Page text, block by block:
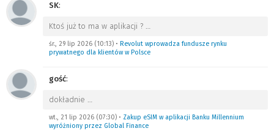
SK:
Ktoś już to ma w aplikacji ? …
śr., 29 lip 2026 (10:13) • Revolut wprowadza fundusze rynku
prywatnego dla klientów w Polsce
gość:
dokładnie …
wt., 21 lip 2026 (07:30) • Zakup eSIM w aplikacji Banku Millennium
wyróżniony przez Global Finance